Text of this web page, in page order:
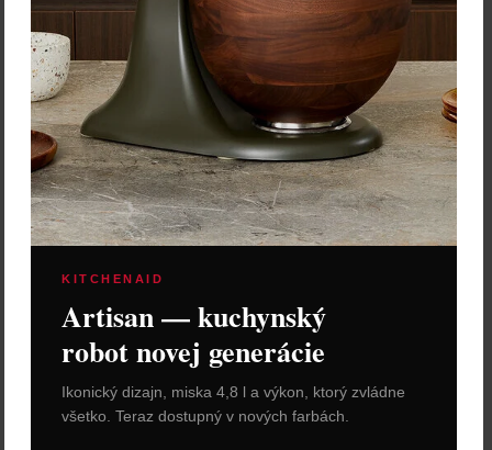
Rituali Domestici Umelý
kvet "Dorotea Rosso" – 50
cm
13,30 €
Zľava:-40 %
Cena: 7,98 €s DPH
Skladom 5 ks
Vložiť do košíka
KITCHENAID
Artisan — kuchynský
robot novej generácie
Ikonický dizajn, miska 4,8 l a výkon, ktorý zvládne
všetko. Teraz dostupný v nových farbách.